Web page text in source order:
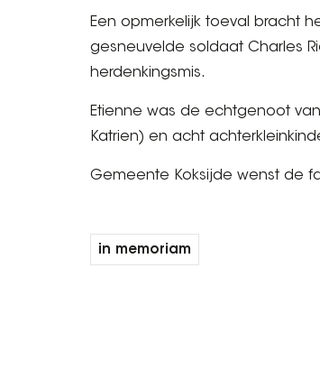
Een opmerkelijk toeval bracht
gesneuvelde soldaat Charles
herdenkingsmis.
Etienne was de echtgenoot van
Katrien) en acht
Gemeente Koksijde wenst de
in memoriam